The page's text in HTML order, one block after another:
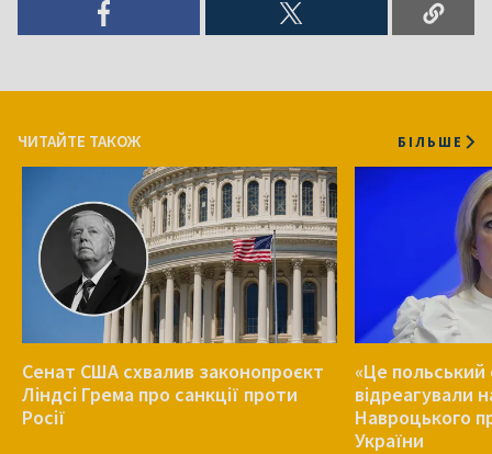
ЧИТАЙТЕ ТАКОЖ БІЛЬШЕ
Сенат США схвалив законопроєкт
Ліндсі Грема про санкції проти
Росії
«Це польський
відреагували
Навроцького
України